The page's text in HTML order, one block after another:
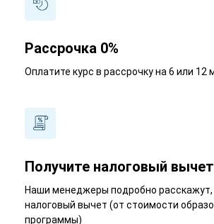
Рассрочка 0%
Оплатите курс в рассрочку на 6 или 12
Получите налоговый
Наши менеджеры подробно расскажут,
налоговый вычет (от стоимости
программы)